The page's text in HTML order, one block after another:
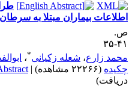
بیماران مبتلا به سرطان
۳۵
زارع ،شعله زکیانی ،
(۲۲۲۶۶ مشاهده) |
Abstract |